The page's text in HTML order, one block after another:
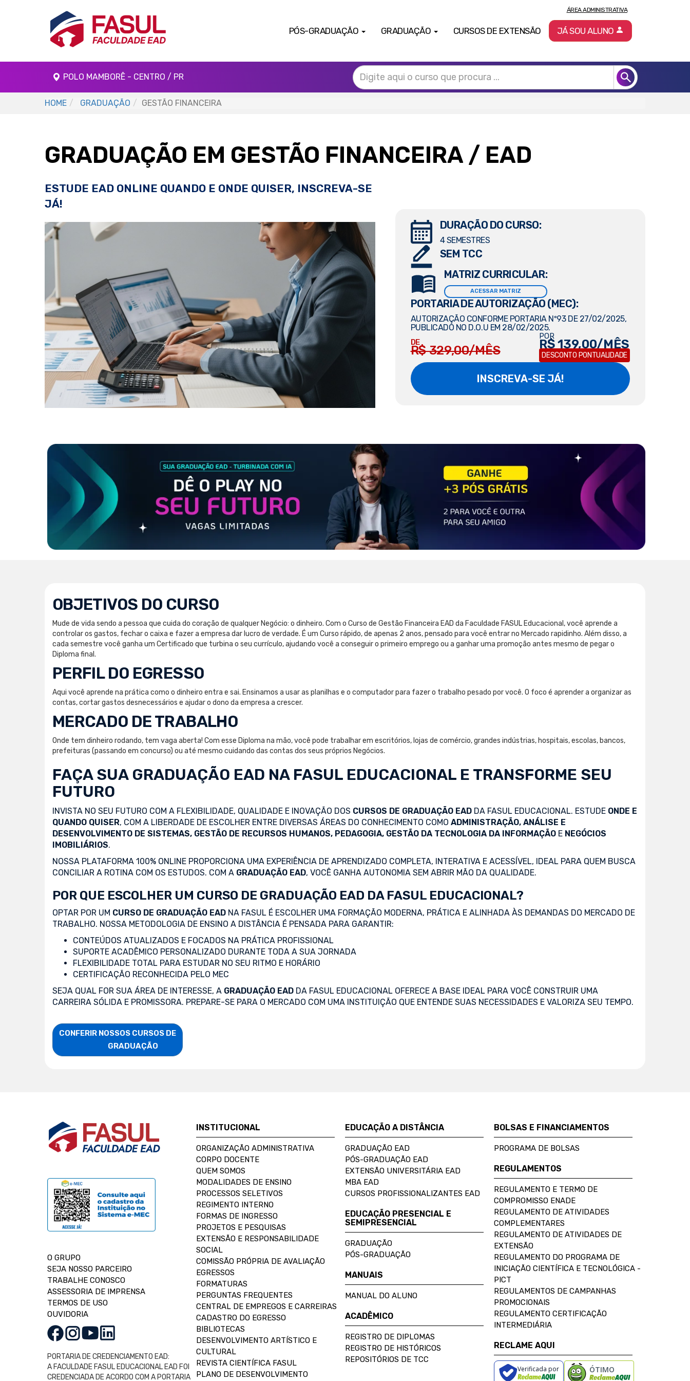
PÓS-GRADUAÇÃO GRADUAÇÃO CURSOS DE EXTENSÃO
ÁREA ADMINISTRATIVA
JÁ SOU ALUNO
POLO MAMBORÊ - CENTRO / PR
HOME GRADUAÇÃO GESTÃO FINANCEIRA
GRADUAÇÃO EM GESTÃO FINANCEIRA / EAD
ESTUDE EAD ONLINE QUANDO E ONDE QUISER, INSCREVA-SE
JÁ!
DURAÇÃO DO CURSO:
4 SEMESTRES
SEM TCC
MATRIZ CURRICULAR:
ACESSAR MATRIZ
PORTARIA DE AUTORIZAÇÃO (MEC):
AUTORIZAÇÃO CONFORME PORTARIA Nº93 DE 27/02/2025,
PUBLICADO NO D.O.U EM 28/02/2025.
DE
R$ 329,00/MÊS
POR
R$ 139,00/MÊS
DESCONTO PONTUALIDADE
INSCREVA-SE JÁ!
OBJETIVOS DO CURSO
Mude de vida sendo a pessoa que cuida do coração de qualquer Negócio: o dinheiro. Com o Curso de Gestão Financeira EAD da Faculdade FASUL Educacional, você aprende a
controlar os gastos, fechar o caixa e fazer a empresa dar lucro de verdade. É um Curso rápido, de apenas 2 anos, pensado para você entrar no Mercado rapidinho. Além disso, a
cada semestre você ganha um Certificado que turbina o seu currículo, ajudando você a conseguir o primeiro emprego ou a ganhar uma promoção antes mesmo de pegar o
Diploma final.
PERFIL DO EGRESSO
Aqui você aprende na prática como o dinheiro entra e sai. Ensinamos a usar as planilhas e o computador para fazer o trabalho pesado por você. O foco é aprender a organizar as
contas, cortar gastos desnecessários e ajudar o dono da empresa a crescer.
MERCADO DE TRABALHO
Onde tem dinheiro rodando, tem vaga aberta! Com esse Diploma na mão, você pode trabalhar em escritórios, lojas de comércio, grandes indústrias, hospitais, escolas, bancos,
prefeituras (passando em concurso) ou até mesmo cuidando das contas dos seus próprios Negócios.
FAÇA SUA GRADUAÇÃO EAD NA FASUL EDUCACIONAL E TRANSFORME SEU
FUTURO
INVISTA NO SEU FUTURO COM A FLEXIBILIDADE, QUALIDADE E INOVAÇÃO DOS CURSOS DE GRADUAÇÃO EAD DA FASUL EDUCACIONAL. ESTUDE ONDE E
QUANDO QUISER, COM A LIBERDADE DE ESCOLHER ENTRE DIVERSAS ÁREAS DO CONHECIMENTO COMO ADMINISTRAÇÃO, ANÁLISE E
DESENVOLVIMENTO DE SISTEMAS, GESTÃO DE RECURSOS HUMANOS, PEDAGOGIA, GESTÃO DA TECNOLOGIA DA INFORMAÇÃO E NEGÓCIOS
IMOBILIÁRIOS.
NOSSA PLATAFORMA 100% ONLINE PROPORCIONA UMA EXPERIÊNCIA DE APRENDIZADO COMPLETA, INTERATIVA E ACESSÍVEL, IDEAL PARA QUEM BUSCA
CONCILIAR A ROTINA COM OS ESTUDOS. COM A GRADUAÇÃO EAD, VOCÊ GANHA AUTONOMIA SEM ABRIR MÃO DA QUALIDADE.
POR QUE ESCOLHER UM CURSO DE GRADUAÇÃO EAD DA FASUL EDUCACIONAL?
OPTAR POR UM CURSO DE GRADUAÇÃO EAD NA FASUL É ESCOLHER UMA FORMAÇÃO MODERNA, PRÁTICA E ALINHADA ÀS DEMANDAS DO MERCADO DE
TRABALHO. NOSSA METODOLOGIA DE ENSINO A DISTÂNCIA É PENSADA PARA GARANTIR:
CONTEÚDOS ATUALIZADOS E FOCADOS NA PRÁTICA PROFISSIONAL
SUPORTE ACADÊMICO PERSONALIZADO DURANTE TODA A SUA JORNADA
FLEXIBILIDADE TOTAL PARA ESTUDAR NO SEU RITMO E HORÁRIO
CERTIFICAÇÃO RECONHECIDA PELO MEC
SEJA QUAL FOR SUA ÁREA DE INTERESSE, A GRADUAÇÃO EAD DA FASUL EDUCACIONAL OFERECE A BASE IDEAL PARA VOCÊ CONSTRUIR UMA
CARREIRA SÓLIDA E PROMISSORA. PREPARE-SE PARA O MERCADO COM UMA INSTITUIÇÃO QUE ENTENDE SUAS NECESSIDADES E VALORIZA SEU TEMPO.
CONFERIR NOSSOS CURSOS DE
                    GRADUAÇÃO
O GRUPO
SEJA NOSSO PARCEIRO
TRABALHE CONOSCO
ASSESSORIA DE IMPRENSA
TERMOS DE USO
OUVIDORIA
PORTARIA DE CREDENCIAMENTO EAD:
A FACULDADE FASUL EDUCACIONAL EAD FOI
CREDENCIADA DE ACORDO COM A PORTARIA
INSTITUCIONAL
ORGANIZAÇÃO ADMINISTRATIVA
CORPO DOCENTE
QUEM SOMOS
MODALIDADES DE ENSINO
PROCESSOS SELETIVOS
REGIMENTO INTERNO
FORMAS DE INGRESSO
PROJETOS E PESQUISAS
EXTENSÃO E RESPONSABILIDADE
SOCIAL
COMISSÃO PRÓPRIA DE AVALIAÇÃO
EGRESSOS
FORMATURAS
PERGUNTAS FREQUENTES
CENTRAL DE EMPREGOS E CARREIRAS
CADASTRO DO EGRESSO
BIBLIOTECAS
DESENVOLVIMENTO ARTÍSTICO E
CULTURAL
REVISTA CIENTÍFICA FASUL
PLANO DE DESENVOLVIMENTO
EDUCAÇÃO A DISTÂNCIA
GRADUAÇÃO EAD
PÓS-GRADUAÇÃO EAD
EXTENSÃO UNIVERSITÁRIA EAD
MBA EAD
CURSOS PROFISSIONALIZANTES EAD
EDUCAÇÃO PRESENCIAL E
SEMIPRESENCIAL
GRADUAÇÃO
PÓS-GRADUAÇÃO
MANUAIS
MANUAL DO ALUNO
ACADÊMICO
REGISTRO DE DIPLOMAS
REGISTRO DE HISTÓRICOS
REPOSITÓRIOS DE TCC
BOLSAS E FINANCIAMENTOS
PROGRAMA DE BOLSAS
REGULAMENTOS
REGULAMENTO E TERMO DE
COMPROMISSO ENADE
REGULAMENTO DE ATIVIDADES
COMPLEMENTARES
REGULAMENTO DE ATIVIDADES DE
EXTENSÃO
REGULAMENTO DO PROGRAMA DE
INICIAÇÃO CIENTÍFICA E TECNOLÓGICA -
PICT
REGULAMENTOS DE CAMPANHAS
PROMOCIONAIS
REGULAMENTO CERTIFICAÇÃO
INTERMEDIÁRIA
RECLAME AQUI
Verificada por ÓTIMO